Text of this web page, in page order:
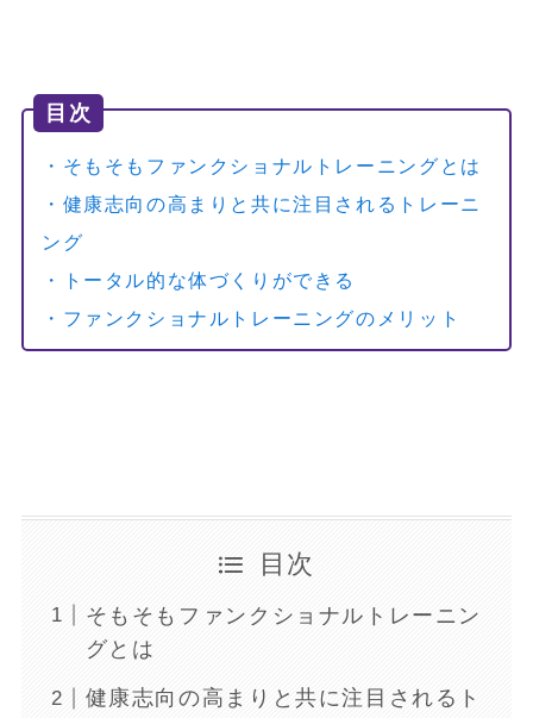
目次
・そもそもファンクショナルトレーニングとは
・健康志向の高まりと共に注目されるトレーニ
ング
・トータル的な体づくりができる
・ファンクショナルトレーニングのメリット
目次
そもそもファンクショナルトレーニン
グとは
健康志向の高まりと共に注目されるト